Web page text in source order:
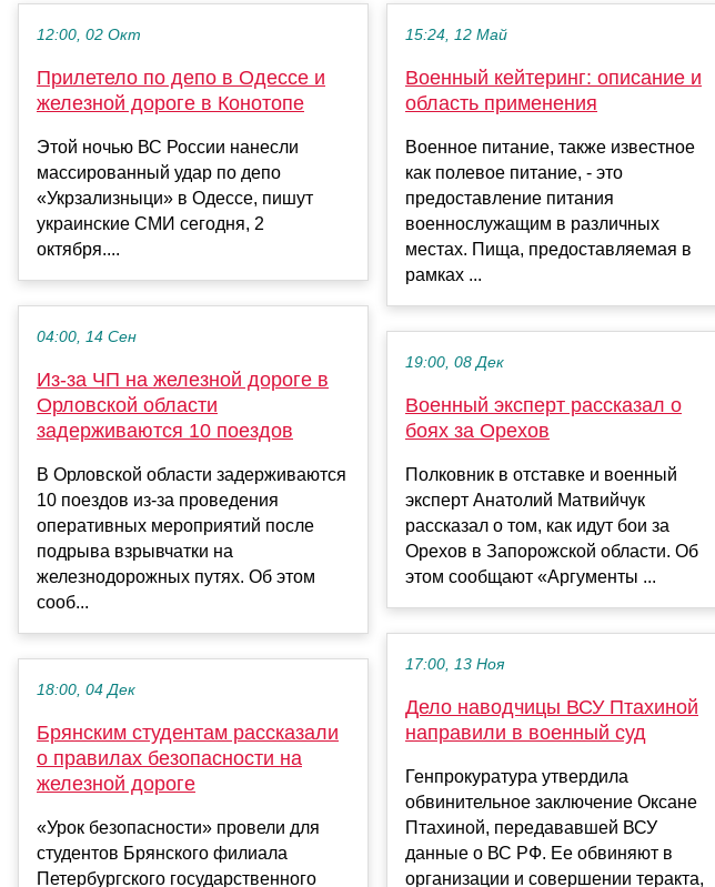
12:00, 02 Окт
Прилетело по депо в Одессе и
железной дороге в Конотопе
Этой ночью ВС России нанесли
массированный удар по депо
«Укрзализныци» в Одессе, пишут
украинские СМИ сегодня, 2
октября....
04:00, 14 Сен
Из-за ЧП на железной дороге в
Орловской области
задерживаются 10 поездов
В Орловской области задерживаются
10 поездов из-за проведения
оперативных мероприятий после
подрыва взрывчатки на
железнодорожных путях. Об этом
сооб...
18:00, 04 Дек
Брянским студентам рассказали
о правилах безопасности на
железной дороге
«Урок безопасности» провели для
студентов Брянского филиала
Петербургского государственного
15:24, 12 Май
Военный кейтеринг: описание и
область применения
Военное питание, также известное
как полевое питание, - это
предоставление питания
военнослужащим в различных
местах. Пища, предоставляемая в
рамках ...
19:00, 08 Дек
Военный эксперт рассказал о
боях за Орехов
Полковник в отставке и военный
эксперт Анатолий Матвийчук
рассказал о том, как идут бои за
Орехов в Запорожской области. Об
этом сообщают «Аргументы ...
17:00, 13 Ноя
Дело наводчицы ВСУ Птахиной
направили в военный суд
Генпрокуратура утвердила
обвинительное заключение Оксане
Птахиной, передававшей ВСУ
данные о ВС РФ. Ее обвиняют в
организации и совершении теракта,